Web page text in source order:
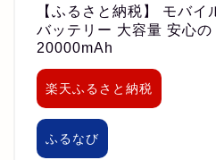
【ふるさと納税】 モバイ
バッテリー 大容量 安心の
20000mAh
楽天ふるさと納税
ふるなび